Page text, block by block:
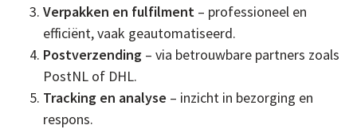
Verpakken en fulfilment – professioneel en
efficiënt, vaak geautomatiseerd.
Postverzending – via betrouwbare partners zoals
PostNL of DHL.
Tracking en analyse – inzicht in bezorging en
respons.